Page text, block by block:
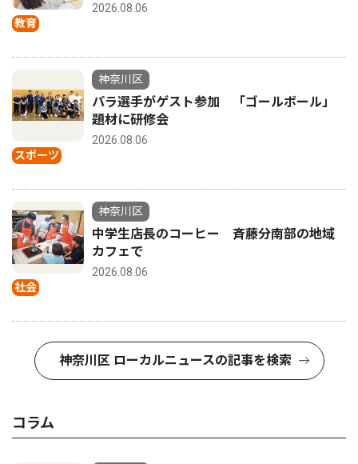
教育
2026.08.06
スポーツ
神奈川区
パラ選手がゲスト参加 「ゴールボール」
題材に研修会
2026.08.06
社会
神奈川区
中学生店長のコーヒー 斉藤分南部の地域
カフェで
2026.08.06
神奈川区 ローカルニュースの記事を検索
コラム